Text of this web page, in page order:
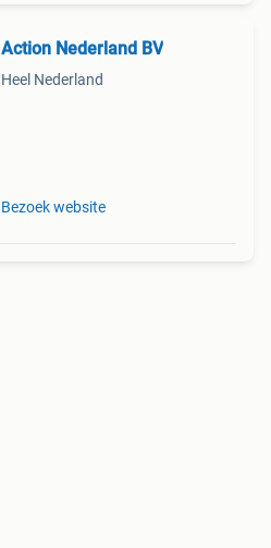
Action Nederland BV
Heel Nederland
Bezoek website